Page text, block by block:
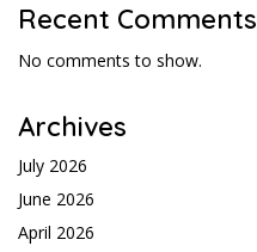
Recent Comments
No comments to show.
Archives
July 2026
June 2026
April 2026